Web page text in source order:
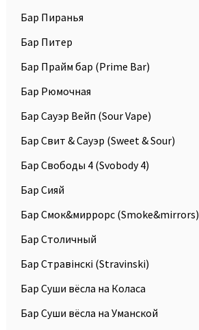
Бар Пиранья
Бар Питер
Бар Прайм бар (Prime Bar)
Бар Рюмочная
Бар Сауэр Вейп (Sour Vape)
Бар Свит & Сауэр (Sweet & Sour)
Бар Свободы 4 (Svobody 4)
Бар Сияй
Бар Смок&миррорс (Smoke&mirrors)
Бар Столичный
Бар Стравiнскi (Stravinski)
Бар Суши вёсла на Коласа
Бар Суши вёсла на Уманской